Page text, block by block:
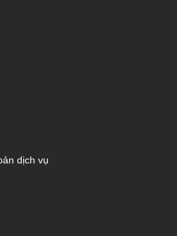
dịch vụ